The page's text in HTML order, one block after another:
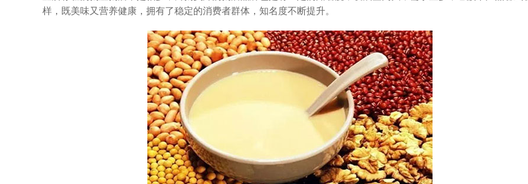
样，既美味又营养健康，拥有了稳定的消费者群体，知名度不断提升。